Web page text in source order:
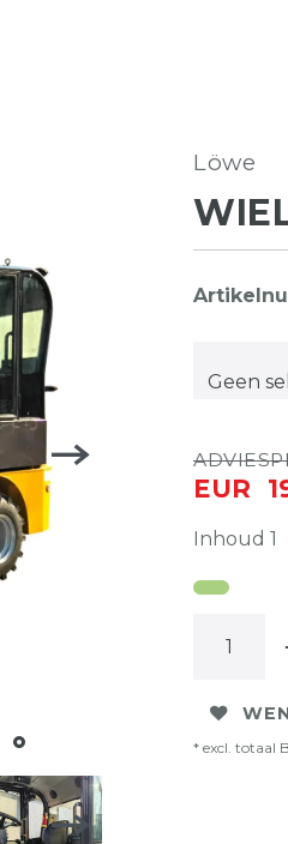
Löwe
EUR
Inhoud 1
* excl. totaal